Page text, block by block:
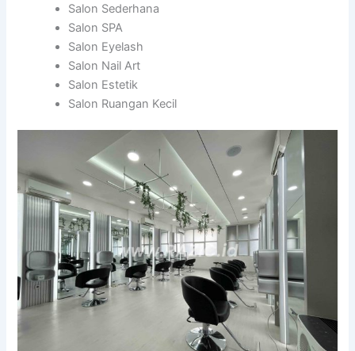
Salon Sederhana
Salon SPA
Salon Eyelash
Salon Nail Art
Salon Estetik
Salon Ruangan Kecil